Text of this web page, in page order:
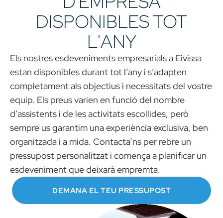
DISPONIBLES TOT
L'ANY
Els nostres esdeveniments empresarials a Eivissa
estan disponibles durant tot l’any i s’adapten
completament als objectius i necessitats del vostre
equip. Els preus varien en funció del nombre
d’assistents i de les activitats escollides, però
sempre us garantim una experiència exclusiva, ben
organitzada i a mida. Contacta’ns per rebre un
pressupost personalitzat i comença a planificar un
esdeveniment que deixarà empremta.
DEMANA EL TEU PRESSUPOST